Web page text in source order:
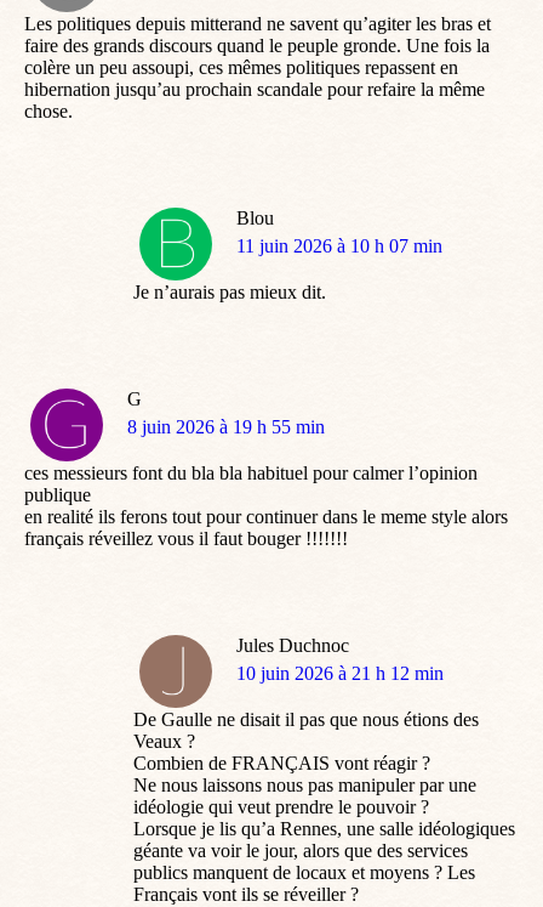
Les politiques depuis mitterand ne savent qu’agiter les bras et
faire des grands discours quand le peuple gronde. Une fois la
colère un peu assoupi, ces mêmes politiques repassent en
hibernation jusqu’au prochain scandale pour refaire la même
chose.
Blou
dit
11 juin 2026 à 10 h 07 min
Je n’aurais pas mieux dit.
G
dit
8 juin 2026 à 19 h 55 min
ces messieurs font du bla bla habituel pour calmer l’opinion
publique
en realité ils ferons tout pour continuer dans le meme style alors
français réveillez vous il faut bouger !!!!!!!
Jules Duchnoc
dit
10 juin 2026 à 21 h 12 min
De Gaulle ne disait il pas que nous étions des
Veaux ?
Combien de FRANÇAIS vont réagir ?
Ne nous laissons nous pas manipuler par une
idéologie qui veut prendre le pouvoir ?
Lorsque je lis qu’a Rennes, une salle idéologiques
géante va voir le jour, alors que des services
publics manquent de locaux et moyens ? Les
Français vont ils se réveiller ?